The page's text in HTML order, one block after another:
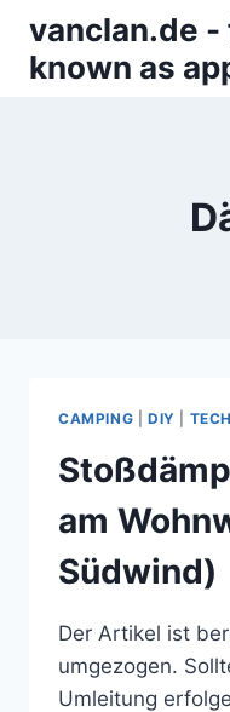
Inhalt
springen
vanclan.de
known as
CAMPING DIY
am
Südwind)
Der Artikel ist
umgezogen.
Umleitung